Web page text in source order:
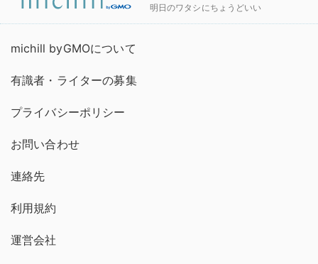
明日のワタシにちょうどいい
michill byGMOについて
有識者・ライターの募集
プライバシーポリシー
お問い合わせ
連絡先
利用規約
運営会社